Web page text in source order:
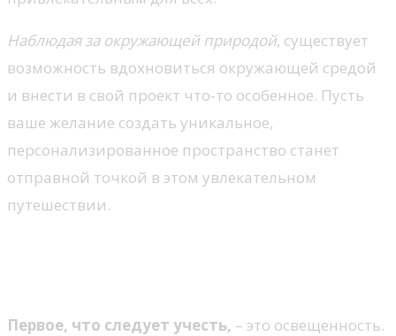
Наблюдая за окружающей природой, существует
возможность вдохновиться окружающей средой
и внести в свой проект что-то особенное. Пусть
ваше желание создать уникальное,
персонализированное пространство станет
отправной точкой в этом увлекательном
путешествии.
Первое, что следует учесть, – это освещенность.